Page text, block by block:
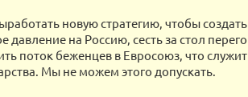
новую стратегию, чтобы
давление на Россию, сесть за стол
поток беженцев в Евросоюз, что
Мы не можем этого допускать.